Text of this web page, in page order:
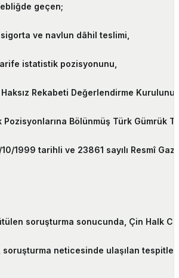
geçen;
ve navlun dâhil teslimi,
istatistik pozisyonunu,
Rekabeti Değerlendirme Kurulunu,
Pozisyonlarına Bölünmüş Türk Gümrük
1999 tarihli ve 23861 sayılı Resmî
soruşturma sonucunda, Çin Halk
neticesinde ulaşılan